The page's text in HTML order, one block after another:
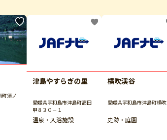
町須ノ
津島やすらぎの里
愛媛県宇和島市津島町高田
甲８３０－１
温泉・入浴施設
横吹渓谷
愛媛県宇和島市津島町横吹
史跡・庭園